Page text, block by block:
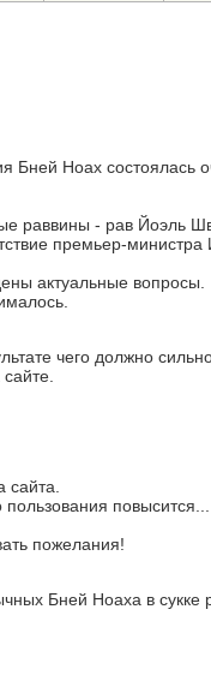
Бней Ноах состоялась
раввины - рав Йоэль
премьер-
актуальные вопросы.
чего должно
повысится...
пожелания!
Бней Ноаха в сукке